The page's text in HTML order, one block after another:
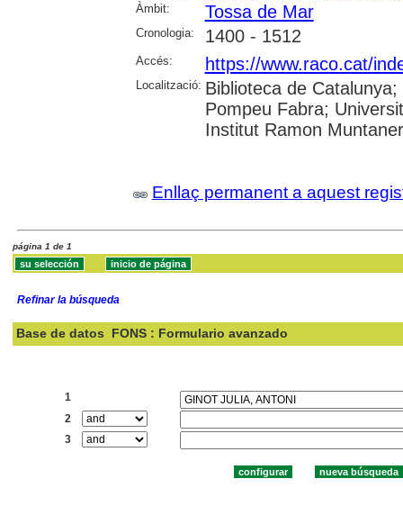
Àmbit:
Tossa de Mar
Cronologia: 1400 - 1512
Accés: https://www.raco.cat/
Localització: Biblioteca de
Pompeu Fabra;
Institut Ramon Muntaner
Enllaç permanent a aquest
página 1 de 1
Refinar la búsqueda
Base de datos FONS : Formulario avanzado
1
2
3